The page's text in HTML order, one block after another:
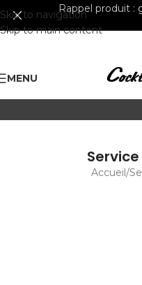
Skip to navigation
Skip to main content
Rappel produit :
MENU
Accueil